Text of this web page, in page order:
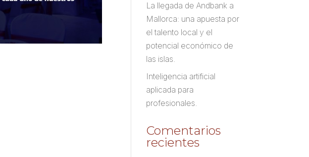
La llegada de Andbank a
Mallorca: una apuesta por
el talento local y el
potencial económico de
las islas.
Inteligencia artificial
aplicada para
profesionales.
Comentarios
recientes